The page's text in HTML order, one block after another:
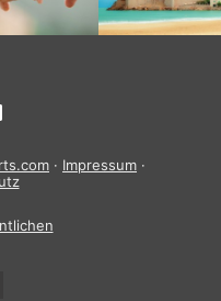
· Impressum ·